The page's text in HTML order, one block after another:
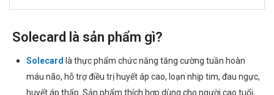
Solecard là sản phẩm gì?
Solecard là thực phẩm chức năng tăng cường tuần hoàn
máu não, hỗ trợ điều trị huyết áp cao, loạn nhịp tim, đau ngực,
huyết áp thấp. Sản phẩm thích hợp dùng cho người cao tuổi,